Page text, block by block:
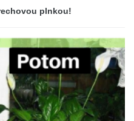
plnkou!